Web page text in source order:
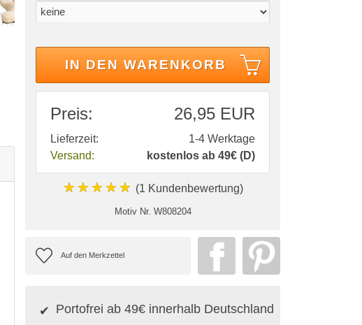
IN DEN WARENKORB
Preis: 26,95 EUR
Lieferzeit:
1-4 Werktage
Versand:
kostenlos ab 49€ (D)
★★★★★ (1 Kundenbewertung)
Motiv Nr. W808204
Portofrei ab 49€ innerhalb Deutschland